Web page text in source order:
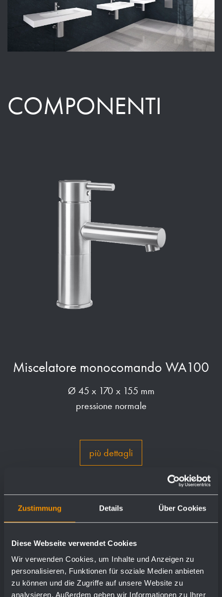
Zustimmung Details Über Cookies
Diese Webseite verwendet Cookies
Wir verwenden Cookies, um Inhalte und Anzeigen zu
personalisieren, Funktionen für soziale Medien anbieten
zu können und die Zugriffe auf unsere Website zu
analysieren. Außerdem geben wir Informationen zu Ihrer
COMPONENTI
Miscelatore monocomando WA100
Ø 45 x 170 x 155 mm
pressione normale
più dettagli